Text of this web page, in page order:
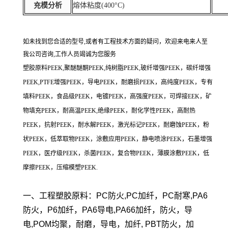
充模分析 熔体粘度(400°C)
如未找到您合适的型号,或者有工程技术方面的疑问，欢迎来电来人至
我公司咨询,工作人员竭诚为您服务
塑胶原料PEEK,聚醚醚酮PEEK,纯树脂PEEK,玻纤增强PEEK，碳纤增强
PEEK,PTFE增强PEEK，导电PEEK，耐磨损PEEK，高纯度PEEK，专有
填料PEEK，食品级PEEK，电镀PEEK，高强度PEEK，可焊接EEK，矿
物填充PEEK，耐高温PEEK,绝缘PEEK，耐化学性PEEK，高耐热
PEEK，抗射PEEK，耐水解PEEK，激光标记PEEK，耐磨蚀PEEK，粉
状PEEK，低萃取物PEEK，涂敷应用PEEK，静电喷涂PEEK，石墨增强
PEEK，医疗级PEEK，杀菌PEEK，复合物PEEK，薄膜涂敷PEEK，低
摩擦PEEK，压缩模塑PEEK.
一、工程塑胶原料：PC防火,PC加纤，PC耐寒,PA6
防火，P6加纤，PA6导电,PA66加纤，防火，导
电,POM均聚，耐磨，导电，加纤, PBT防火，加